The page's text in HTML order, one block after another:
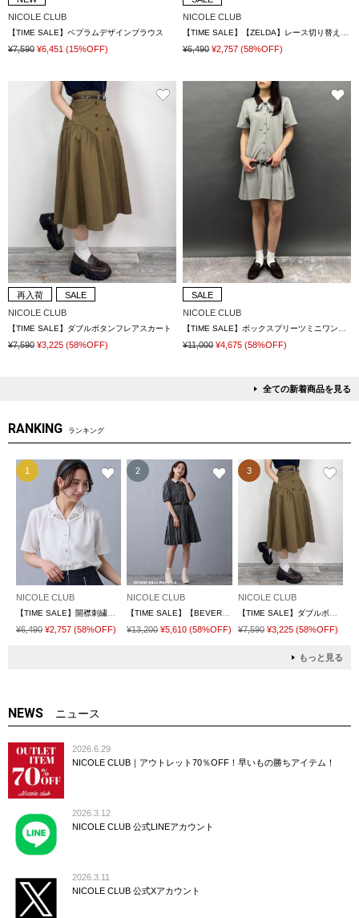
NICOLE CLUB
【TIME SALE】ペプラムデザインブラウス
¥7,590 ¥6,451 (15%OFF)
NICOLE CLUB
¥6,490 ¥2,757 (58%OFF)
再入荷
SALE
NICOLE CLUB
【TIME SALE】ダブルボタンフレアスカート
¥7,590 ¥3,225 (58%OFF)
SALE
NICOLE CLUB
¥11,000 ¥4,675 (58%OFF)
全ての新着商品を見る
RANKING ランキング
1
NICOLE CLUB
【TIME SALE】開襟刺繍ブラウス
¥6,490 ¥2,757 (58%OFF)
2
NICOLE CLUB
【TIME SALE】【BEVERLY HILLS POLO CLUB】サイドプリーツワンピース
¥13,200 ¥5,610 (58%OFF)
3
NICOLE CLUB
【TIME SALE】ダブルボタンフレアスカート
¥7,590 ¥3,225 (58%OFF)
もっと見る
NEWS ニュース
2026.6.29
NICOLE CLUB｜アウトレット70％OFF！早いもの勝ちアイテム！
2026.3.12
NICOLE CLUB 公式LINEアカウント
2026.3.11
NICOLE CLUB 公式Xアカウント